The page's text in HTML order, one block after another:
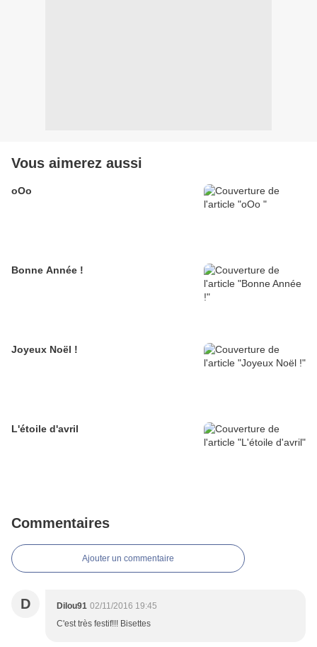
Vous aimerez aussi
oOo
Bonne Année !
Joyeux Noël !
L'étoile d'avril
Commentaires
Ajouter un commentaire
D Dilou91 02/11/2016 19:45
C'est très festif!!! Bisettes